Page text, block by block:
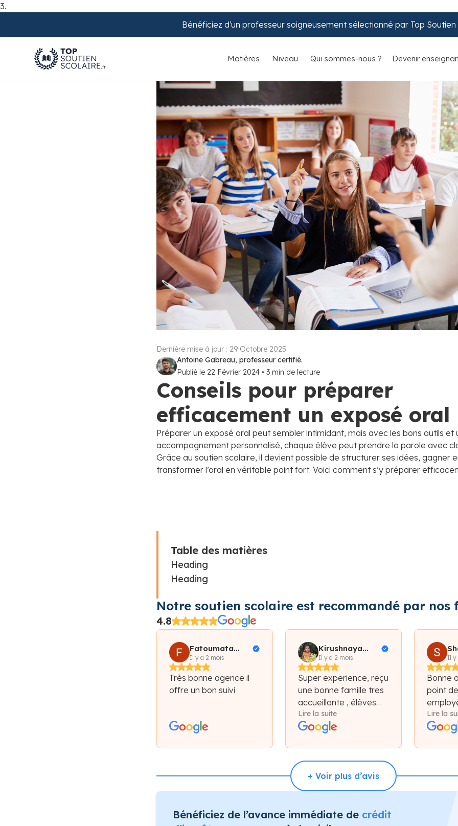
3.
Bénéficiez d'un professeur soigneusement sélectionné par Top Soutien
Matières Niveau Qui sommes-nous ? Devenir
Dernière mise à jour : 29 Octobre 2025
Antoine Gabreau, professeur certifié.
Publié le 22 Février 2024 • 3 min de lecture
Conseils pour préparer
efficacement un exposé oral
Préparer un exposé oral peut sembler intimidant, mais avec les bons outils et
accompagnement personnalisé, chaque élève peut prendre la parole avec
Grâce au soutien scolaire, il devient possible de structurer ses idées, gagner
transformer l’oral en véritable point fort. Voici comment s’y préparer
Table des matières
Heading
Heading
Notre soutien scolaire est recommandé par nos
4.8
Fatoumata
Diaraye Diallo
Il y a 2 mois
Très bonne agence il
offre un bon suivi
Kirushnaya
Subramaniam
Il y a 2 mois
Super experience, reçu
une bonne famille tres
accueillante , élèves
très motiver !
Lire la suite
Il y
Bonne
point
et
bon
Lire la
+ Voir plus d’avis
Bénéficiez de l’avance immédiate de crédit